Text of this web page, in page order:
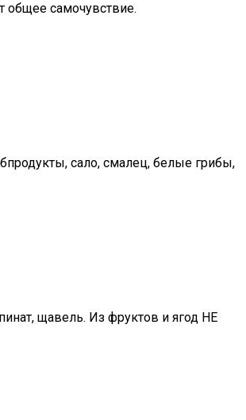
общее самочувствие.
сало, смалец, белые грибы,
щавель. Из фруктов и ягод НЕ